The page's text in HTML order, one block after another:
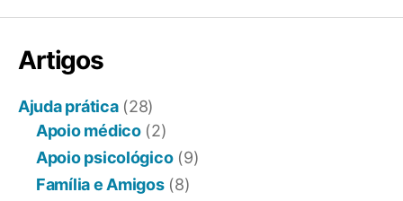
Artigos
Ajuda prática(28)
Apoio médico(2)
Apoio psicológico(9)
Família e Amigos(8)